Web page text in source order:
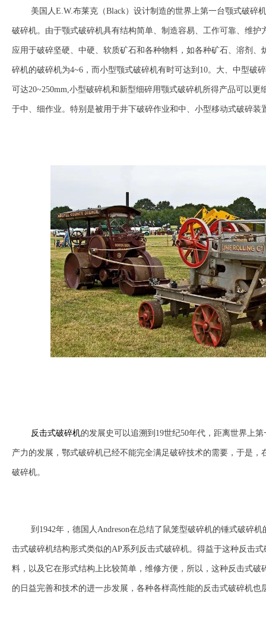
美国人E.W.布莱克（Black）设计制造的世界上第一台颚式破碎
破碎机。由于颚式破碎机具有结构简单、制造容易、工作可靠、维
应用于破碎坚硬、中硬、软质矿石和各种物料，如各种矿石、溶剂
碎机的破碎机为4~6，而小型颚式破碎机有时可达到10。大、中型破
可达20~250mm,小型破碎机和新型细碎用颚式破碎机所得产品可以
于中、细作业。特别是被用于井下破碎作业和中、小型移动式破碎装
反击式破碎机的发展史可以追溯到19世纪50年代，距离世界上
产力的发展，鄂式破碎机已经不能完全满足破碎技术的需要，于是
破碎机。
到1942年，德国人Andreson在总结了鼠笼型破碎机的锤式破碎
击式破碎机结构形式类似的AP系列反击式破碎机。得益于这种反击
料，以及它在形式结构上比较简单，维修方便，所以，这种反击式
的日益完善和技术的进一步发展，各种各样高性能的反击式破碎机也